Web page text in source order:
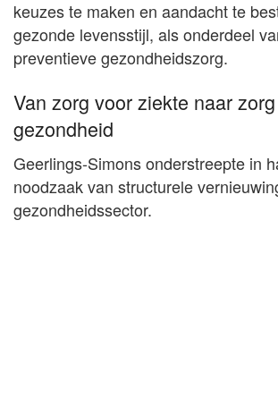
keuzes te maken en aandacht te
gezonde levensstijl, als onderdeel
preventieve gezondheidszorg.
Van zorg voor ziekte naar
gezondheid
Geerlings-Simons onderstreepte in
noodzaak van structurele
gezondheidssector.